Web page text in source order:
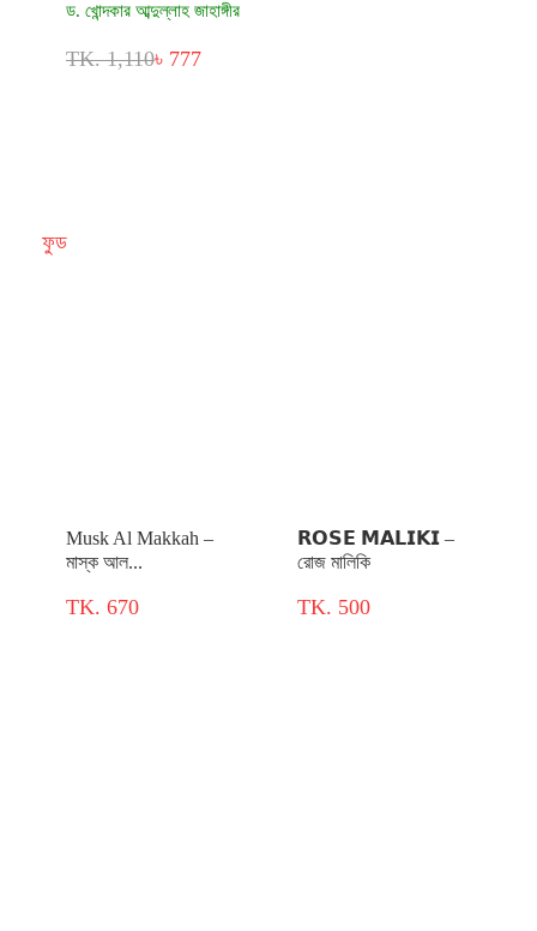
ড. খোন্দকার আব্দুল্লাহ জাহাঙ্গীর
TK. 1,110৳ 777
ফুড
Musk Al Makkah –
মাস্ক আল...
TK. 670
𝗥𝗢𝗦𝗘 𝗠𝗔𝗟𝗜𝗞𝗜 –
রোজ মালিকি
TK. 500